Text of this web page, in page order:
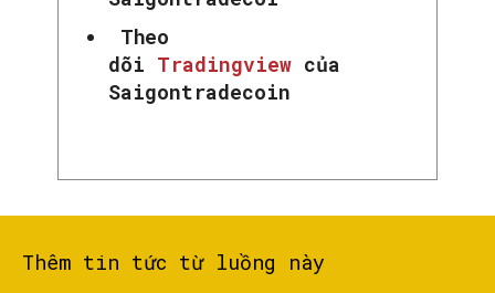
Theo
dõi Tradingview của
Saigontradecoin
Thêm tin tức từ luồng này